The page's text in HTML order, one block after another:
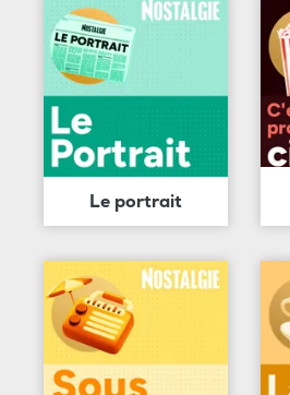
Le portrait